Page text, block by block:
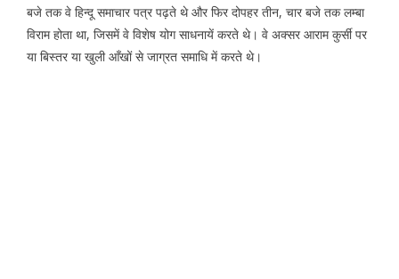
बजे तक वे हिन्दू समाचार पत्र पढ़ते थे और फिर दोपहर तीन, चार बजे तक लम्बा
विराम होता था, जिसमें वे विशेष योग साधनायें करते थे। वे अक्सर आराम कुर्सी पर
या बिस्तर या खुली आँखों से जाग्रत समाधि में करते थे।